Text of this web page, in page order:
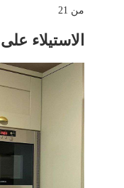
من 21
الاستيلاء